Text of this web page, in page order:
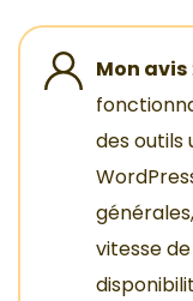
Mon avis
des outils
vitesse